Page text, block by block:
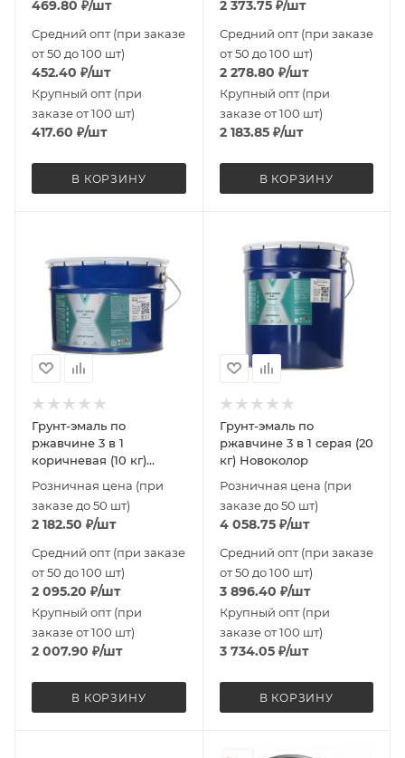
469.80 ₽/шт
Средний опт (при заказе
от 50 до 100 шт)
452.40 ₽/шт
Крупный опт (при
заказе от 100 шт)
417.60 ₽/шт
В КОРЗИНУ
2 373.75₽/шт
Средний опт (при заказе
от 50 до 100 шт)
2 278.80 ₽/шт
Крупный опт (при
заказе от 100 шт)
2 183.85₽/шт
В КОРЗИНУ
Грунт-эмаль по
ржавчине 3 в 1
коричневая (10 кг)
Розничная цена (при
заказе до 50 шт)
2 182.50 ₽/шт
Средний опт (при заказе
от 50 до 100 шт)
2 095.20 ₽/шт
Крупный опт (при
заказе от 100 шт)
2 007.90 ₽/шт
В КОРЗИНУ
Грунт-эмаль по
ржавчине 3 в 1 серая (20
кг) Новоколор
Розничная цена (при
заказе до 50 шт)
4 058.75₽/шт
Средний опт (при заказе
от 50 до 100 шт)
3 896.40 ₽/шт
Крупный опт (при
заказе от 100 шт)
3 734.05₽/шт
В КОРЗИНУ